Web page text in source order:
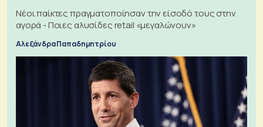
Νέοι παίκτες πραγματοποίησαν την είσοδό τους στην
αγορά - Ποιες αλυσίδες retail «μεγαλώνουν»
Αλεξάνδρα Παπαδημητρίου